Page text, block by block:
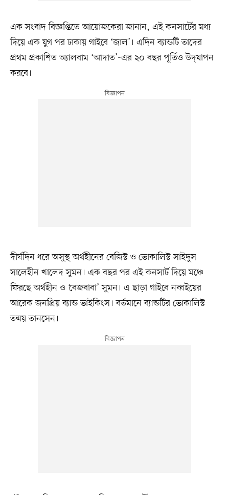
এক সংবাদ বিজ্ঞপ্তিতে আয়োজকেরা জানান, এই কনসার্টের মধ্য
দিয়ে এক যুগ পর ঢাকায় গাইবে ‘জাল’। এদিন ব্যান্ডটি তাদের
প্রথম প্রকাশিত অ্যালবাম ‘আদাত’-এর ২০ বছর পূর্তিও উদ্‌যাপন
করবে।
দীর্ঘদিন ধরে অসুস্থ অর্থহীনের বেজিস্ট ও ভোকালিস্ট সাইদুস
সালেহীন খালেদ সুমন। এক বছর পর এই কনসার্ট দিয়ে মঞ্চে
ফিরছে অর্থহীন ও ‘বেজবাবা’ সুমন। এ ছাড়া গাইবে নব্বইয়ের
আরেক জনপ্রিয় ব্যান্ড ভাইকিংস। বর্তমানে ব্যান্ডটির ভোকালিস্ট
তন্ময় তানসেন।